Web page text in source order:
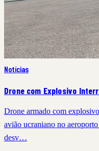
Notícias
Drone com Explosivo
Drone armado com
avião ucraniano no
desv…